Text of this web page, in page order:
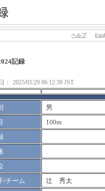
ヘルプ
記録
： 2025/01/29 06:12:39 JST
男
100m
/チーム
辻 秀太